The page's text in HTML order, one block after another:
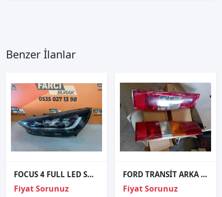
Benzer İlanlar
FOCUS 4 FULL LED SOL FAR ORJİNAL
Fiyat Sorunuz
FORD TRANSİT ARKA STOP..6C1113404 ACD
Fiyat Sorunuz